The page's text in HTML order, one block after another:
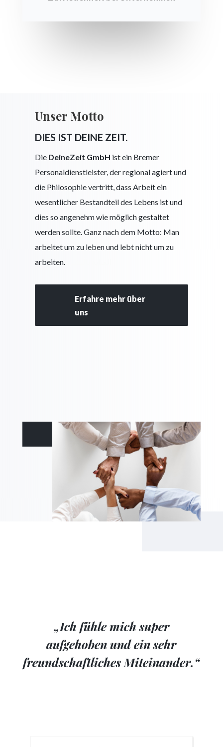
Unser Motto
DIES IST DEINE ZEIT.
Die DeineZeit GmbH ist ein Bremer
Personaldienstleister, der regional agiert und
die Philosophie vertritt, dass Arbeit ein
wesentlicher Bestandteil des Lebens ist und
dies so angenehm wie möglich gestaltet
werden sollte. Ganz nach dem Motto: Man
arbeitet um zu leben und lebt nicht um zu
arbeiten.العناية بالبشرة
Erfahre mehr über
uns
„Ich fühle mich super
aufgehoben und ein sehr
freundschaftliches Miteinander.“